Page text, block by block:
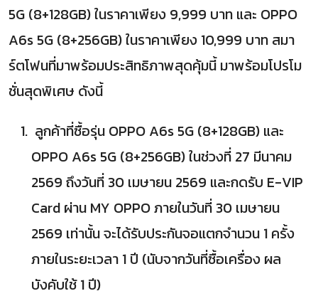
5G (8+128GB) ในราคาเพียง 9,999 บาท และ OPPO
A6s 5G (8+256GB) ในราคาเพียง 10,999 บาท สมา
ร์ตโฟนที่มาพร้อมประสิทธิภาพสุดคุ้มนี้ มาพร้อมโปรโม
ชั่นสุดพิเศษ ดังนี้
ลูกค้าที่ซื้อรุ่น OPPO A6s 5G (8+128GB) และ
OPPO A6s 5G (8+256GB) ในช่วงที่ 27 มีนาคม
2569 ถึงวันที่ 30 เมษายน 2569 และกดรับ E-VIP
Card ผ่าน MY OPPO ภายในวันที่ 30 เมษายน
2569 เท่านั้น จะได้รับประกันจอแตกจํานวน 1 ครั้ง
ภายในระยะเวลา 1 ปี (นับจากวันที่ซื้อเครื่อง ผล
บังคับใช้ 1 ปี)